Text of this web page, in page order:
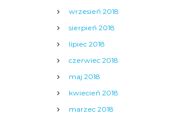
wrzesień 2018
sierpień 2018
lipiec 2018
czerwiec 2018
maj 2018
kwiecień 2018
marzec 2018